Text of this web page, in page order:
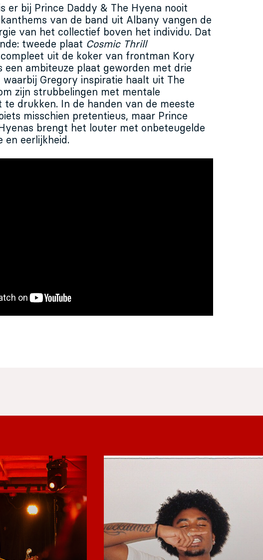
er bij Prince Daddy & The Hyena nooit
van de band uit Albany vangen de
van het collectief boven het individu. Dat
tweede plaat Cosmic Thrill
uit de koker van frontman Kory
een ambiteuze plaat geworden met drie
waarbij Gregory inspiratie haalt uit The
zijn strubbelingen met mentale
te drukken. In de handen van de meeste
misschien pretentieus, maar Prince
brengt het louter met onbeteugelde
en eerlijkheid.